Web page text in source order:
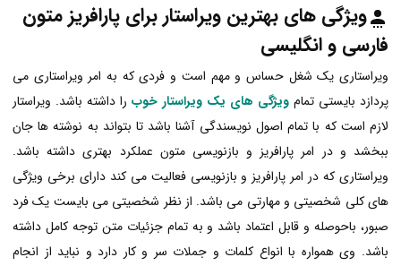
ویژگی های بهترین ویراستار برای پارافریز متون
فارسی و انگلیسی
ویراستاری یک شغل حساس و مهم است و فردی که به امر ویراستاری می
پردازد بایستی تمام ویژگی های یک ویراستار خوب را داشته باشد. ویراستار
لازم است که با تمام اصول نویسندگی آشنا باشد تا بتواند به نوشته ها جان
ببخشد و در امر پارافریز و بازنویسی متون عملکرد بهتری داشته باشد.
ویراستاری که در امر پارافریز و بازنویسی فعالیت می کند دارای برخی ویژگی
های کلی شخصیتی و مهارتی می باشد. از نظر شخصیتی می بایست یک فرد
صبور، باحوصله و قابل اعتماد باشد و به تمام جزئیات متن توجه کامل داشته
باشد. وی همواره با انواع کلمات و جملات سر و کار دارد و نباید از انجام